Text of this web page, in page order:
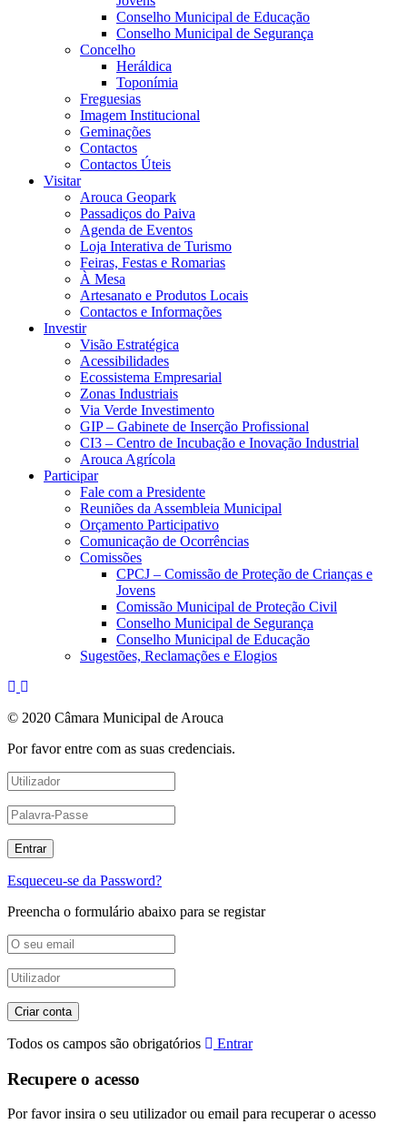
Conselho Municipal de Educação
Conselho Municipal de Segurança
Concelho
Heráldica
Toponímia
Freguesias
Imagem Institucional
Geminações
Contactos
Contactos Úteis
Visitar
Arouca Geopark
Passadiços do Paiva
Agenda de Eventos
Loja Interativa de Turismo
Feiras, Festas e Romarias
À Mesa
Artesanato e Produtos Locais
Contactos e Informações
Investir
Visão Estratégica
Acessibilidades
Ecossistema Empresarial
Zonas Industriais
Via Verde Investimento
GIP – Gabinete de Inserção Profissional
CI3 – Centro de Incubação e Inovação Industrial
Arouca Agrícola
Participar
Fale com a Presidente
Reuniões da Assembleia Municipal
Orçamento Participativo
Comunicação de Ocorrências
Comissões
CPCJ – Comissão de Proteção de Crianças e
Jovens
Comissão Municipal de Proteção Civil
Conselho Municipal de Segurança
Conselho Municipal de Educação
Sugestões, Reclamações e Elogios
© 2020 Câmara Municipal de Arouca
Por favor entre com as suas credenciais.
Esqueceu-se da Password?
Preencha o formulário abaixo para se registar
Todos os campos são obrigatórios Entrar
Recupere o acesso
Por favor insira o seu utilizador ou email para recuperar o acesso